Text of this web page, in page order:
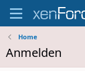
Home
Anmelden